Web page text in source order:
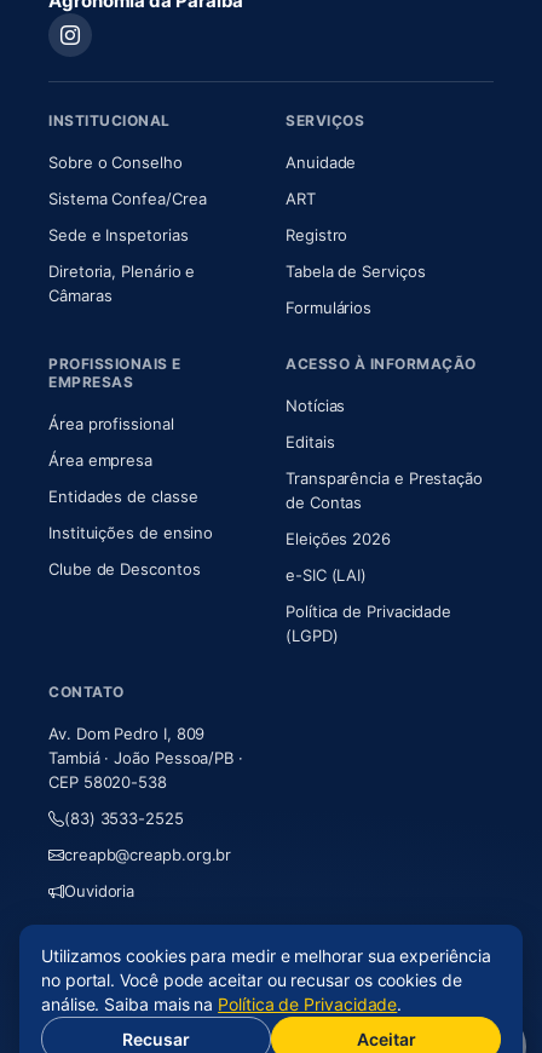
INSTITUCIONAL
Sobre o Conselho(abre em nova aba)
Sistema Confea/Crea(abre em nova aba)
Sede e Inspetorias
Diretoria, Plenário e
Câmaras(abre em nova aba)
SERVIÇOS
Anuidade
ART(abre em nova aba)
Registro
Tabela de Serviços
Formulários
PROFISSIONAIS E
EMPRESAS
Área profissional
Área empresa
Entidades de classe
Instituições de ensino
Clube de Descontos
ACESSO À INFORMAÇÃO
Notícias
Editais
Transparência e Prestação
de Contas
Eleições 2026
e-SIC (LAI)
Política de Privacidade
(LGPD)
CONTATO
Av. Dom Pedro I, 809
Tambiá · João Pessoa/PB ·
CEP 58020-538
(83) 3533-2525
creapb@creapb.org.br
Ouvidoria
© 2026 CREA-PB · Todos os direitos reservados
Acessibilidade
Mapa do site· LGPD
Utilizamos cookies para medir e melhorar sua experiência
no portal. Você pode aceitar ou recusar os cookies de
análise. Saiba mais na Política de Privacidade.
Recusar
Aceitar